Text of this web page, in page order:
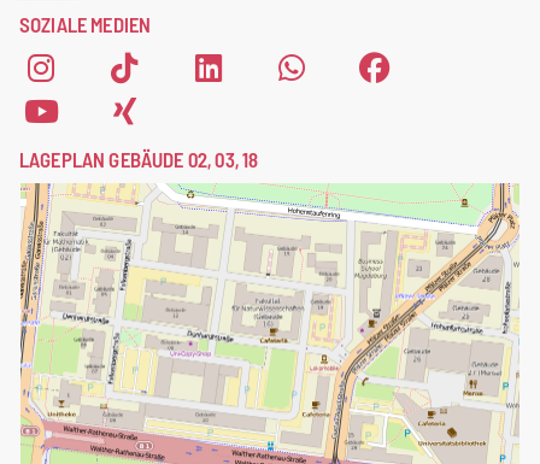
SOZIALE MEDIEN
LAGEPLAN GEBÄUDE 02, 03, 18